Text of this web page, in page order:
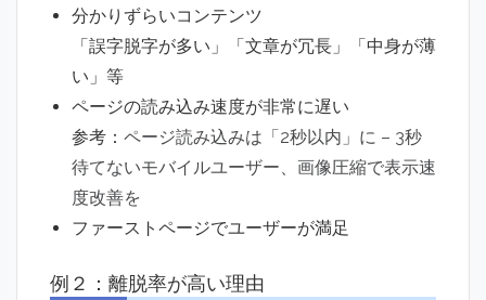
分かりずらいコンテンツ
「誤字脱字が多い」「文章が冗長」「中身が薄
い」等
ページの読み込み速度が非常に遅い
参考： ページ読み込みは「2秒以内」に – 3秒
待てないモバイルユーザー、画像圧縮で表示速
度改善を
ファーストページでユーザーが満足
例２：離脱率が高い理由